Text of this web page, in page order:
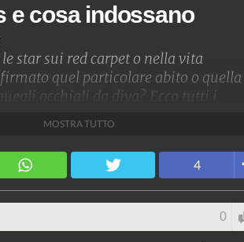
e cosa indossano
star sui red carpet o nella vita
quel particolare abito o quella
occhiali da diva? Ecco tutti i
1.957 video-138.079 foto
MOSTRA TUTTO
4
0